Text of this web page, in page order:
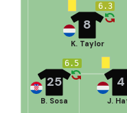
6.5
25
B. Sosa
4
J.
6.3
8
K. Taylor